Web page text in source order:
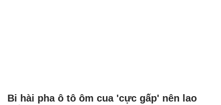
Bi hài pha ô tô ôm cua 'cực gấp' nên lao